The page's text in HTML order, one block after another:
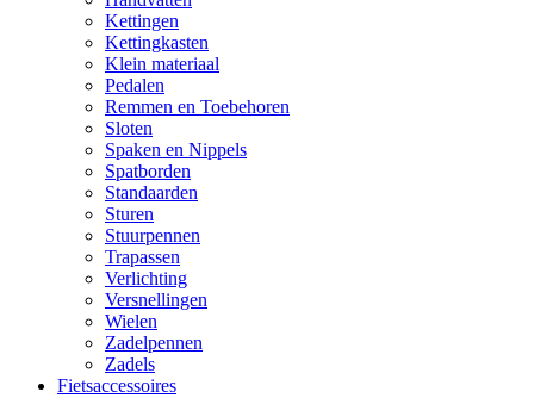
Kettingen
Kettingkasten
Klein materiaal
Pedalen
Remmen en Toebehoren
Sloten
Spaken en Nippels
Spatborden
Standaarden
Sturen
Stuurpennen
Trapassen
Verlichting
Versnellingen
Wielen
Zadelpennen
Zadels
Fietsaccessoires